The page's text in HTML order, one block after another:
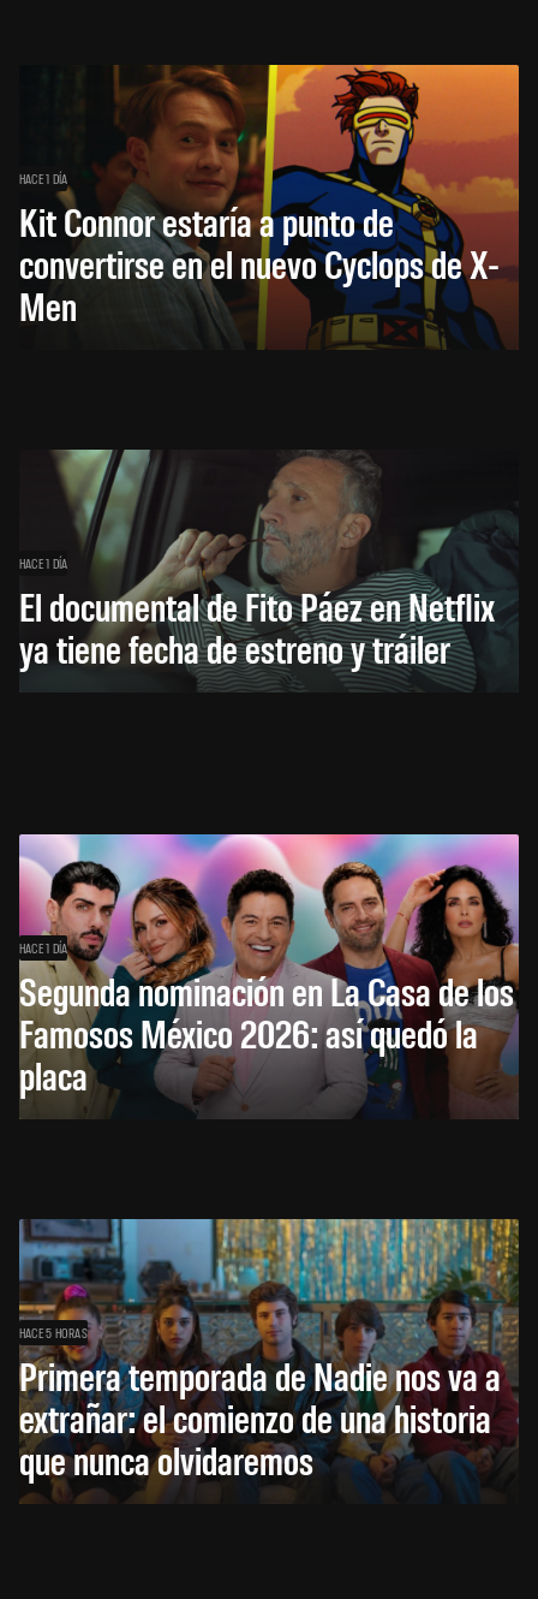
HACE 1 DÍA
Kit Connor estaría a punto de
convertirse en el nuevo Cyclops de X-
Men
HACE 1 DÍA
El documental de Fito Páez en Netflix
ya tiene fecha de estreno y tráiler
HACE 1 DÍA
Segunda nominación en La Casa de los
Famosos México 2026: así quedó la
placa
HACE 5 HORAS
Primera temporada de Nadie nos va a
extrañar: el comienzo de una historia
que nunca olvidaremos